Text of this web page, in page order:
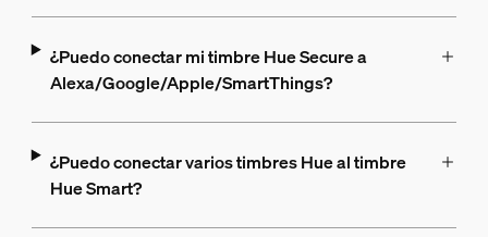
¿Puedo conectar mi timbre Hue Secure a
Alexa/Google/Apple/SmartThings?
¿Puedo conectar varios timbres Hue al timbre
Hue Smart?